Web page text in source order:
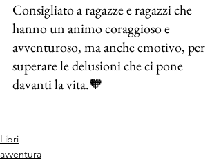
Consigliato a ragazze e ragazzi che
hanno un animo coraggioso e
avventuroso, ma anche emotivo, per
superare le delusioni che ci pone
davanti la vita.🧡
Libri
avventura